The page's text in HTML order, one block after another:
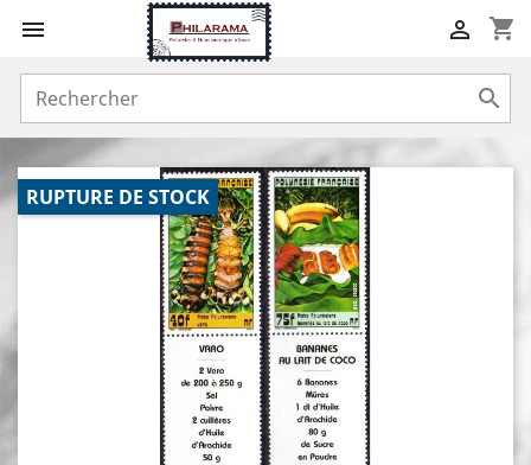
 shopping_cart


RUPTURE DE STOCK